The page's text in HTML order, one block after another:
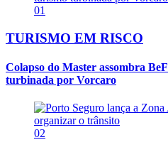
01
TURISMO EM RISCO
Colapso do Master assombra
turbinada por Vorcaro
02